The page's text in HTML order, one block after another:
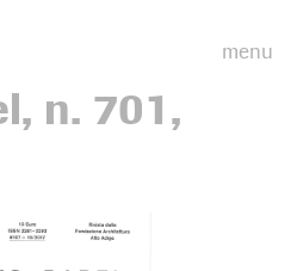
menu
n. 701,